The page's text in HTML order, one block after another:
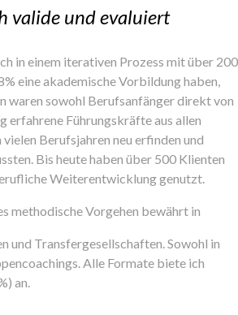
valide und evaluiert
in einem iterativen Prozess mit über 200
eine akademische Vorbildung haben,
waren sowohl Berufsanfänger direkt von
erfahrene Führungskräfte aus allen
vielen Berufsjahren neu erfinden und
Bis heute haben über 500 Klienten
Weiterentwicklung genutzt.
methodische Vorgehen bewährt in
und Transfergesellschaften. Sowohl in
Alle Formate biete ich
an.